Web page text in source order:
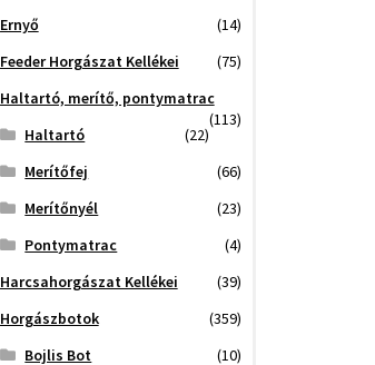
Ernyő
(14)
Feeder Horgászat Kellékei
(75)
Haltartó, merítő, pontymatrac
(113)
Haltartó
(22)
Merítőfej
(66)
Merítőnyél
(23)
Pontymatrac
(4)
Harcsahorgászat Kellékei
(39)
Horgászbotok
(359)
Bojlis Bot
(10)